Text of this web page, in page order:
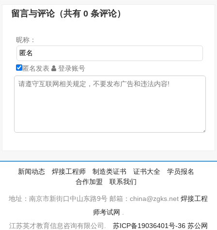
留言与评论（共有0 条评论）
昵称：
匿名发表 登录账号
新闻动态 焊接工程师 制造类证书 证书大全
学员报名
合作加盟
联系我们
地址：南京市新街口中山东路9号 邮箱：china@zgks.net焊接工程
师考试网
江苏英才教育信息咨询有限公司. 苏ICP备19036401号-36 苏公网